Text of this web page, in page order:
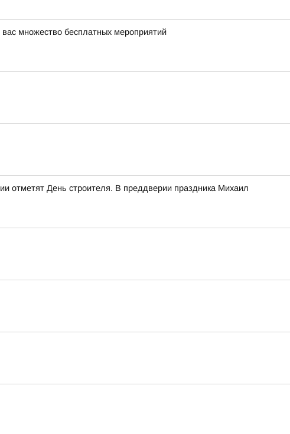
множество бесплатных мероприятий
отметят День строителя. В преддверии праздника Михаил